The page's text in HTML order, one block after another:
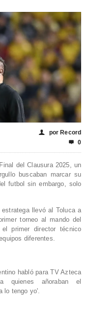
👤 por Record
 0
del Clausura 2025, un
buscaban marcar su
futbol sin embargo, solo
estratega llevó al Toluca a
torneo al mando del
primer director técnico
diferentes.
habló para TV Azteca
quienes añoraban el
lo tengo yo'.